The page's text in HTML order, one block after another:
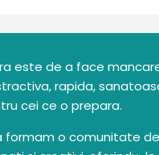
este de a face
rapida,
cei ce o prepara.
formam o comunitate